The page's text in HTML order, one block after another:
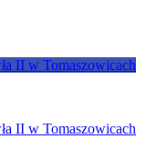
II w Tomaszowicach
II w Tomaszowicach